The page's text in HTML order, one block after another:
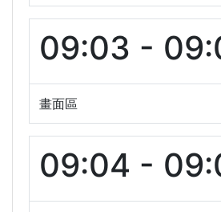
09:03 -
畫面區
09:04 -